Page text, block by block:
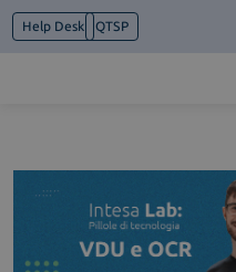
Help Desk QTSP
Cosa facciamo
Piattaforme
Industry